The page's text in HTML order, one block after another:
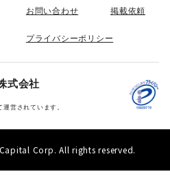
お問い合わせ 掲載依頼
プライバシーポリシー
式会社
営されています。
Corp. All rights reserved.